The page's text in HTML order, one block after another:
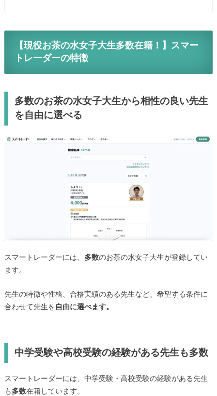
【現役お茶の水女子大生多数在籍！】スマー
トレーダーの特徴
多数のお茶の水女子大生から相性の良い先生
を自由に選べる
スマートレーダーには、 多数のお茶の水女子大生が登録してい
ます。
先生の特徴や性格、合格実績のある先生など、希望する条件に
合わせて先生を 自由に選べます。
中学受験や高校受験の経験がある先生も多数
スマートレーダーには、中学受験・高校受験の経験がある先生
も 多数在籍しています。